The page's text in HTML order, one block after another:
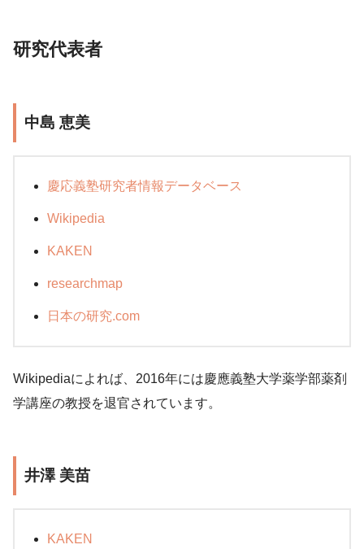
研究代表者
中島 恵美
慶応義塾研究者情報データベース
Wikipedia
KAKEN
researchmap
日本の研究.com
Wikipediaによれば、2016年には慶應義塾大学薬学部薬剤
学講座の教授を退官されています。
井澤 美苗
KAKEN